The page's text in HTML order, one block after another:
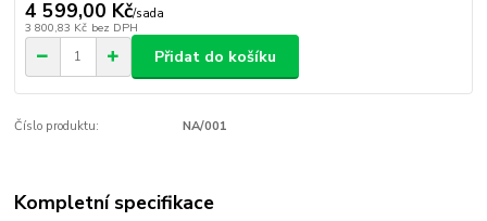
4 599,00 Kč/sada
3 800,83 Kč bez DPH
Přidat do košíku
Číslo produktu: NA/001
Kompletní specifikace